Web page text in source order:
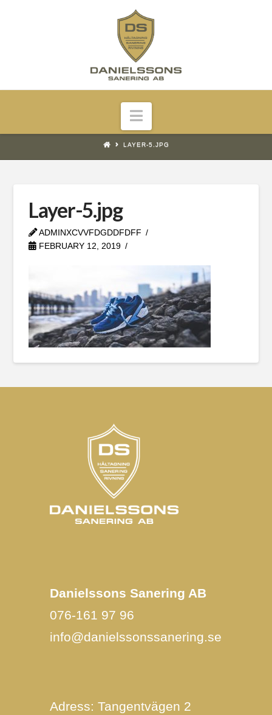
Navigation
LAYER-5.JPG
Layer-5.jpg
ADMINXCVVFDGDDFDFF
FEBRUARY 12, 2019
Danielssons Sanering AB
076-161 97 96
info@danielssonssanering.se
Adress: Tangentvägen 2